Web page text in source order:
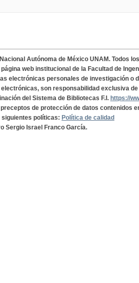
Autónoma de México UNAM. Todos
web institucional de la Facultad de
electrónicas personales de investigación o
electrónicas, son responsabilidad exclusiva
del Sistema de Bibliotecas F.I. https://
de protección de datos contenidos
siguientes políticas: Política de calidad
Sergio Israel Franco García.